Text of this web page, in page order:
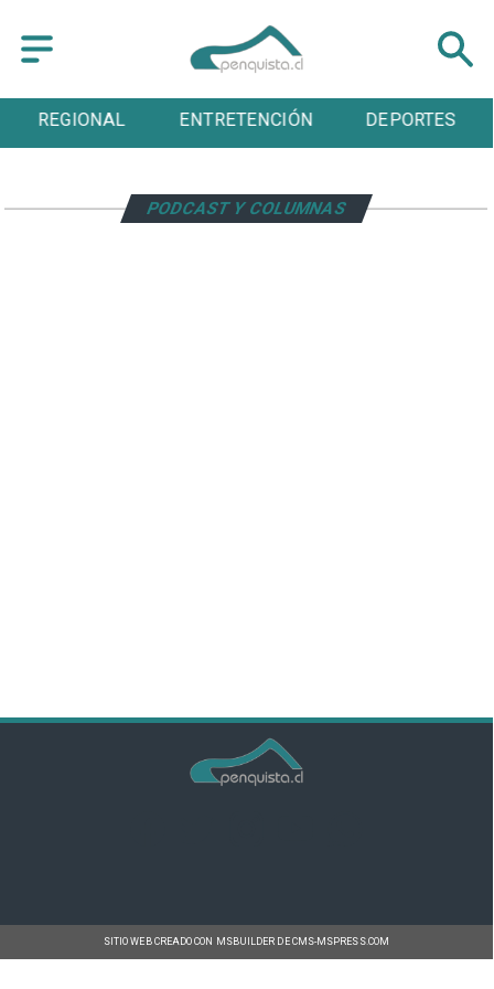
REGIONAL ENTRETENCIÓN DEPORTES
PODCAST Y COLUMNAS
SITIO WEB CREADO CON MSBUILDER DE CMS-MSPRESS.COM